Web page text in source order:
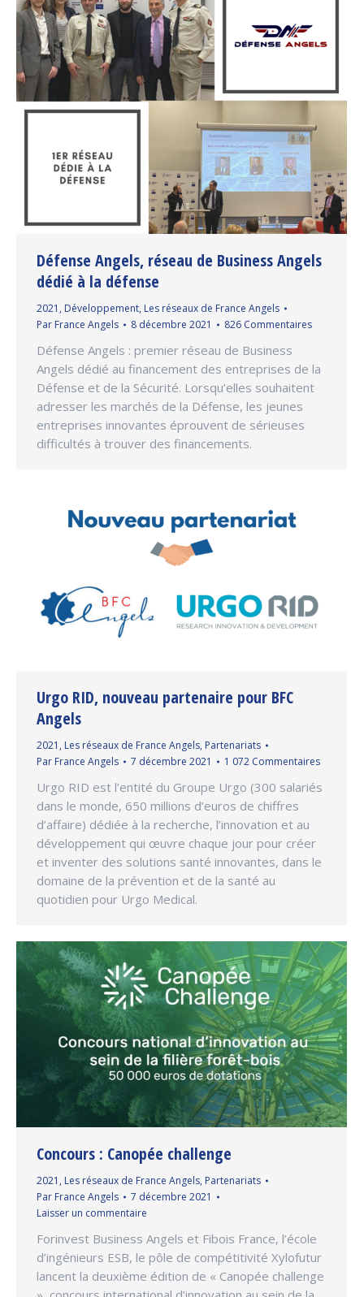
Défense Angels, réseau de Business Angels
dédié à la défense
2021 , Développement, Les réseaux de France Angels
Par France Angels 8 décembre 2021 826 Commentaires
Défense Angels : premier réseau de Business
Angels dédié au financement des entreprises de la
Défense et de la Sécurité. Lorsqu’elles souhaitent
adresser les marchés de la Défense, les jeunes
entreprises innovantes éprouvent de sérieuses
difficultés à trouver des financements.
Urgo RID, nouveau partenaire pour BFC
Angels
2021 , Les réseaux de France Angels, Partenariats
Par France Angels 7 décembre 2021 1 072 Commentaires
Urgo RID est l’entité du Groupe Urgo (300 salariés
dans le monde, 650 millions d’euros de chiffres
d’affaire) dédiée à la recherche, l’innovation et au
développement qui œuvre chaque jour pour créer
et inventer des solutions santé innovantes, dans le
domaine de la prévention et de la santé au
quotidien pour Urgo Medical.
Concours : Canopée challenge
2021 , Les réseaux de France Angels, Partenariats
Par France Angels
7 décembre 2021
Laisser un commentaire
Forinvest Business Angels et Fibois France, l’école
d’ingénieurs ESB, le pôle de compétitivité Xylofutur
lancent la deuxième édition de « Canopée challenge